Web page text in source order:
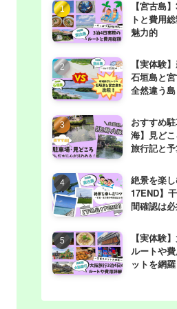
【宮古島
トと費用
魅力的
【実体験
石垣島と
全然違う島
おすすめ
海】見ど
旅行記と
絶景を楽
17END】
間確認は
【実体験
ルートや
ットを網羅